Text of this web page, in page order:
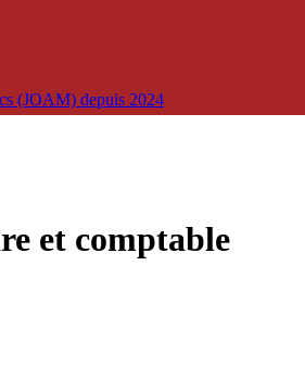
(JOAM) depuis 2024
et comptable